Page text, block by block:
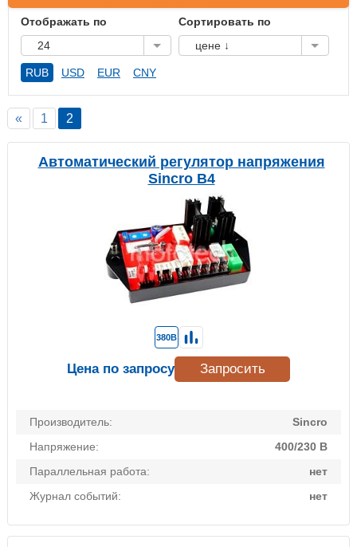
Отображать по
24
Сортировать по
цене ↓
RUB USD EUR CNY
« 1 2
Автоматический регулятор напряжения
Sincro B4
Производитель:
Sincro
Напряжение:
400/230 В
Параллельная работа:
нет
Журнал событий:
нет
380В
Цена по запросу Запросить